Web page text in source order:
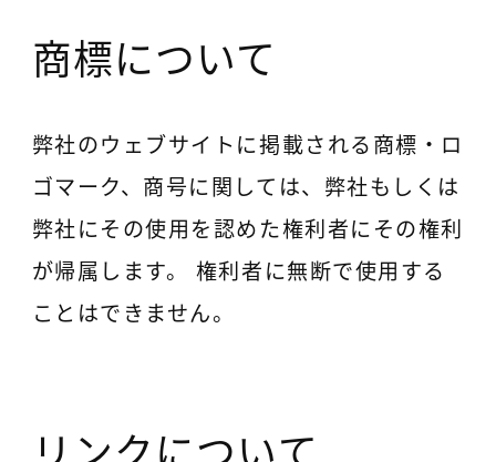
商標について
弊社のウェブサイトに掲載される商標・ロ
ゴマーク、商号に関しては、弊社もしくは
弊社にその使用を認めた権利者にその権利
が帰属します。 権利者に無断で使用する
ことはできません。